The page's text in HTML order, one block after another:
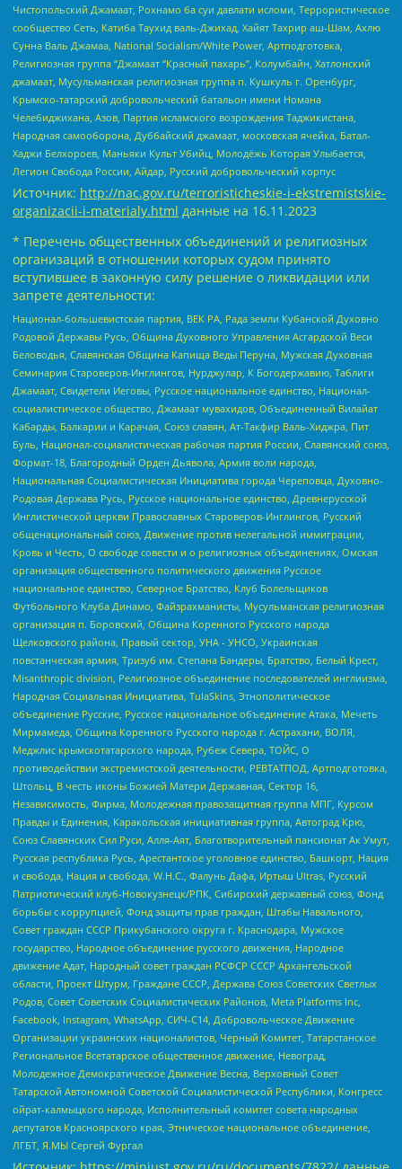
Чистопольский Джамаат, Рохнамо ба суи давлати исломи, Террористическое
сообщество Сеть, Катиба Таухид валь-Джихад, Хайят Тахрир аш-Шам, Ахлю
Сунна Валь Джамаа, National Socialism/White Power, Артподготовка,
Религиозная группа “Джамаат “Красный пахарь”, Колумбайн, Хатлонский
джамаат, Мусульманская религиозная группа п. Кушкуль г. Оренбург,
Крымско-татарский добровольческий батальон имени Номана
Челебиджихана, Азов, Партия исламского возрождения Таджикистана,
Народная самооборона, Дуббайский джамаат, московская ячейка, Батал-
Хаджи Белхороев, Маньяки Культ Убийц, Молодёжь Которая Улыбается,
Легион Свобода России, Айдар, Русский добровольческий корпус
Источник: http://nac.gov.ru/terroristicheskie-i-ekstremistskie-
organizacii-i-materialy.html данные на 16.11.2023
* Перечень общественных объединений и религиозных
организаций в отношении которых судом принято
вступившее в законную силу решение о ликвидации или
запрете деятельности:
Национал-большевистская партия, ВЕК РА, Рада земли Кубанской Духовно
Родовой Державы Русь, Община Духовного Управления Асгардской Веси
Беловодья, Славянская Община Капища Веды Перуна, Мужская Духовная
Семинария Староверов-Инглингов, Нурджулар, К Богодержавию, Таблиги
Джамаат, Свидетели Иеговы, Русское национальное единство, Национал-
социалистическое общество, Джамаат мувахидов, Объединенный Вилайат
Кабарды, Балкарии и Карачая, Союз славян, Ат-Такфир Валь-Хиджра, Пит
Буль, Национал-социалистическая рабочая партия России, Славянский союз,
Формат-18, Благородный Орден Дьявола, Армия воли народа,
Национальная Социалистическая Инициатива города Череповца, Духовно-
Родовая Держава Русь, Русское национальное единство, Древнерусской
Инглистической церкви Православных Староверов-Инглингов, Русский
общенациональный союз, Движение против нелегальной иммиграции,
Кровь и Честь, О свободе совести и о религиозных объединениях, Омская
организация общественного политического движения Русское
национальное единство, Северное Братство, Клуб Болельщиков
Футбольного Клуба Динамо, Файзрахманисты, Мусульманская религиозная
организация п. Боровский, Община Коренного Русского народа
Щелковского района, Правый сектор, УНА - УНСО, Украинская
повстанческая армия, Тризуб им. Степана Бандеры, Братство, Белый Крест,
Misanthropic division, Религиозное объединение последователей инглиизма,
Народная Социальная Инициатива, TulaSkins, Этнополитическое
объединение Русские, Русское национальное объединение Атака, Мечеть
Мирмамеда, Община Коренного Русского народа г. Астрахани, ВОЛЯ,
Меджлис крымскотатарского народа, Рубеж Севера, ТОЙС, О
противодействии экстремистской деятельности, РЕВТАТПОД, Артподготовка,
Штольц, В честь иконы Божией Матери Державная, Сектор 16,
Независимость, Фирма, Молодежная правозащитная группа МПГ, Курсом
Правды и Единения, Каракольская инициативная группа, Автоград Крю,
Союз Славянских Сил Руси, Алля-Аят, Благотворительный пансионат Ак Умут,
Русская республика Русь, Арестантское уголовное единство, Башкорт, Нация
и свобода, Нация и свобода, W.H.С., Фалунь Дафа, Иртыш Ultras, Русский
Патриотический клуб-Новокузнецк/РПК, Сибирский державный союз, Фонд
борьбы с коррупцией, Фонд защиты прав граждан, Штабы Навального,
Совет граждан СССР Прикубанского округа г. Краснодара, Мужское
государство, Народное объединение русского движения, Народное
движение Адат, Народный совет граждан РСФСР СССР Архангельской
области, Проект Штурм, Граждане СССР, Держава Союз Советских Светлых
Родов, Совет Советских Социалистических Районов, Meta Platforms Inc,
Facebook, Instagram, WhatsApp, СИЧ-С14, Добровольческое Движение
Организации украинских националистов, Черный Комитет, Татарстанское
Региональное Всетатарское общественное движение, Невоград,
Молодежное Демократическое Движение Весна, Верховный Совет
Татарской Автономной Советской Социалистической Республики, Конгресс
ойрат-калмыцкого народа, Исполнительный комитет совета народных
депутатов Красноярского края, Этническое национальное объединение,
ЛГБТ, Я.МЫ Сергей Фургал